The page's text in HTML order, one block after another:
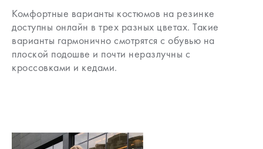
Комфортные варианты костюмов на резинке
доступны онлайн в трех разных цветах. Такие
варианты гармонично смотрятся с обувью на
плоской подошве и почти неразлучны с
кроссовками и кедами.